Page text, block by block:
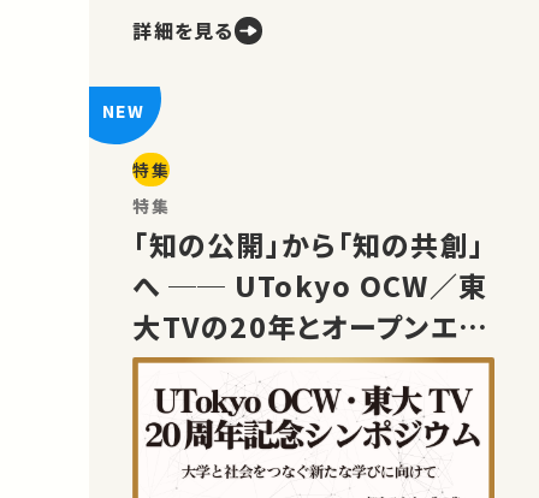
詳細を見る
特集
特集
「知の公開」から「知の共創」
へ ── UTokyo OCW／東
大TVの20年とオープンエデ
ュケーションの未来